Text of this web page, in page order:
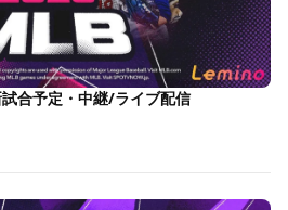
合予定・中継/ライブ配信